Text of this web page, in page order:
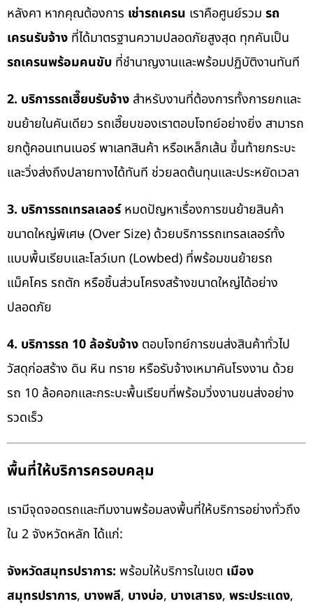
หลังคา หากคุณต้องการ เช่ารถเครน เราคือศูนย์รวม รถ
เครนรับจ้าง ที่ได้มาตรฐานความปลอดภัยสูงสุด ทุกคันเป็น
รถเครนพร้อมคนขับ ที่ชำนาญงานและพร้อมปฏิบัติงานทันที
2. บริการรถเฮี๊ยบรับจ้าง สำหรับงานที่ต้องการทั้งการยกและ
ขนย้ายในคันเดียว รถเฮี๊ยบของเราตอบโจทย์อย่างยิ่ง สามารถ
ยกตู้คอนเทนเนอร์ พาเลทสินค้า หรือเหล็กเส้น ขึ้นท้ายกระบะ
และวิ่งส่งถึงปลายทางได้ทันที ช่วยลดต้นทุนและประหยัดเวลา
3. บริการรถเทรลเลอร์หมดปัญหาเรื่องการขนย้ายสินค้า
ขนาดใหญ่พิเศษ (Over Size) ด้วยบริการรถเทรลเลอร์ทั้ง
แบบพื้นเรียบและโลว์เบท (Lowbed) ที่พร้อมขนย้ายรถ
แม็คโคร รถตัก หรือชิ้นส่วนโครงสร้างขนาดใหญ่ได้อย่าง
ปลอดภัย
4. บริการรถ 10 ล้อรับจ้าง ตอบโจทย์การขนส่งสินค้าทั่วไป
วัสดุก่อสร้าง ดิน หิน ทราย หรือรับจ้างเหมาคันโรงงาน ด้วย
รถ 10 ล้อคอกและกระบะพื้นเรียบที่พร้อมวิ่งงานขนส่งอย่าง
รวดเร็ว
พื้นที่ให้บริการครอบคลุม
เรามีจุดจอดรถและทีมงานพร้อมลงพื้นที่ให้บริการอย่างทั่วถึง
ใน 2 จังหวัดหลัก ได้แก่:
จังหวัดสมุทรปราการ: พร้อมให้บริการในเขต เมือง
สมุทรปราการ, บางพลี, บางบ่อ, บางเสาธง, พระประแดง,